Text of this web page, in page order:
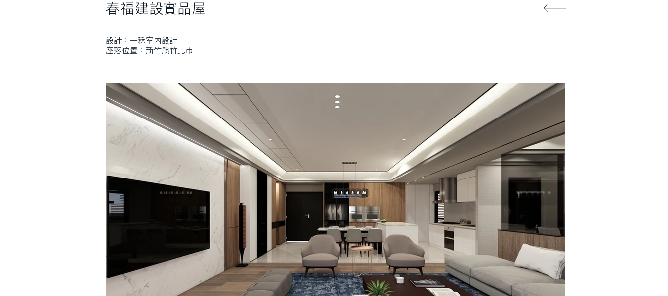
春福建設實品屋
設計：一秝室內設計
座落位置：新竹縣竹北市